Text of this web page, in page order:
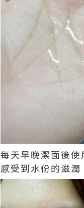
每天早晚潔面後
感受到水份的滋潤